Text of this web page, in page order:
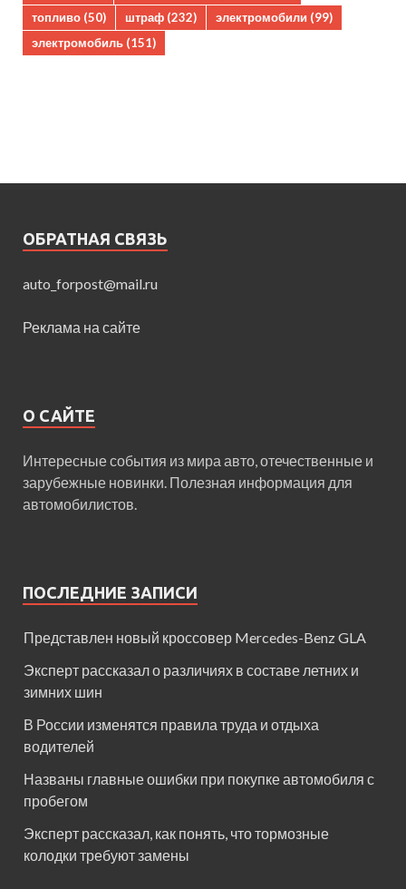
топливо (50) штраф (232) электромобили (99)
электромобиль (151)
ОБРАТНАЯ СВЯЗЬ
auto_forpost@mail.ru
Реклама на сайте
О САЙТЕ
Интересные события из мира авто, отечественные и
зарубежные новинки. Полезная информация для
автомобилистов.
ПОСЛЕДНИЕ ЗАПИСИ
Представлен новый кроссовер Mercedes-Benz GLA
Эксперт рассказал о различиях в составе летних и
зимних шин
В России изменятся правила труда и отдыха
водителей
Названы главные ошибки при покупке автомобиля с
пробегом
Эксперт рассказал, как понять, что тормозные
колодки требуют замены